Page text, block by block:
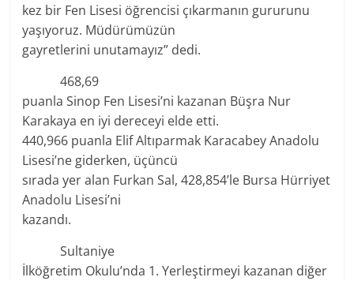
kez bir Fen Lisesi öğrencisi çıkarmanın gururunu
yaşıyoruz. Müdürümüzün
gayretlerini unutamayız” dedi.
468,69
puanla Sinop Fen Lisesi’ni kazanan Büşra Nur
Karakaya en iyi dereceyi elde etti.
440,966 puanla Elif Altıparmak Karacabey Anadolu
Lisesi’ne giderken, üçüncü
sırada yer alan Furkan Sal, 428,854’le Bursa Hürriyet
Anadolu Lisesi’ni
kazandı.
Sultaniye
İlköğretim Okulu’nda 1. Yerleştirmeyi kazanan diğer